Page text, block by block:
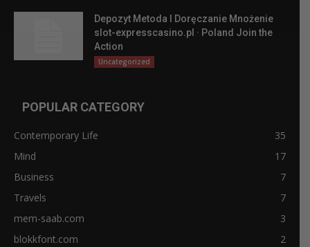
Depozyt Metoda I Doręczanie Mnożenie
slot-expresscasino.pl · Poland Join the
Action
Uncategorized
POPULAR CATEGORY
Contemporary Life
35
Mind
17
Business
7
Travels
7
mem-saab.com
3
blokkfont.com
2